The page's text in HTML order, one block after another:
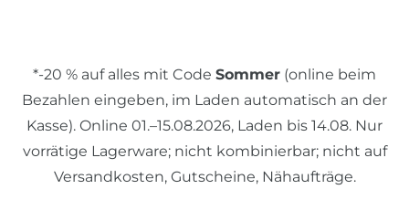
*-20 % auf alles mit Code Sommer (online beim
Bezahlen eingeben, im Laden automatisch an der
Kasse). Online 01.–15.08.2026, Laden bis 14.08. Nur
vorrätige Lagerware; nicht kombinierbar; nicht auf
Versandkosten, Gutscheine, Nähaufträge.